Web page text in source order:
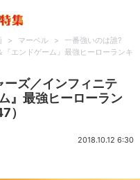
> マーベル >
一番強いのは誰?
『エンドゲーム』最強ヒーローランキ
ズ／インフィニテ
』最強ヒーローラン
）
2018.10.12 6:30